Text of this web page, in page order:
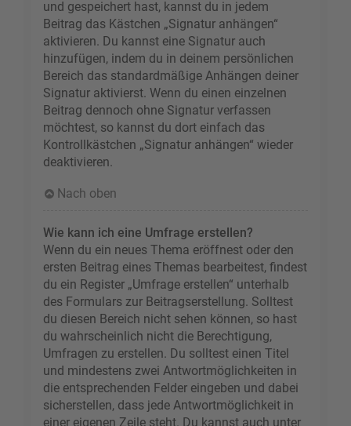
und gespeichert hast, kannst du in jedem
Beitrag das Kästchen „Signatur anhängen“
aktivieren. Du kannst eine Signatur auch
hinzufügen, indem du in deinem persönlichen
Bereich das standardmäßige Anhängen deiner
Signatur aktivierst. Wenn du einen einzelnen
Beitrag dennoch ohne Signatur verfassen
möchtest, so kannst du dort einfach das
Kontrollkästchen „Signatur anhängen“ wieder
deaktivieren.
Nach oben
Wie kann ich eine Umfrage erstellen?
Wenn du ein neues Thema eröffnest oder den
ersten Beitrag eines Themas bearbeitest, findest
du ein Register „Umfrage erstellen“ unterhalb
des Formulars zur Beitragserstellung. Solltest
du diesen Bereich nicht sehen können, so hast
du wahrscheinlich nicht die Berechtigung,
Umfragen zu erstellen. Du solltest einen Titel
und mindestens zwei Antwortmöglichkeiten in
die entsprechenden Felder eingeben und dabei
sicherstellen, dass jede Antwortmöglichkeit in
einer eigenen Zeile steht. Du kannst auch unter